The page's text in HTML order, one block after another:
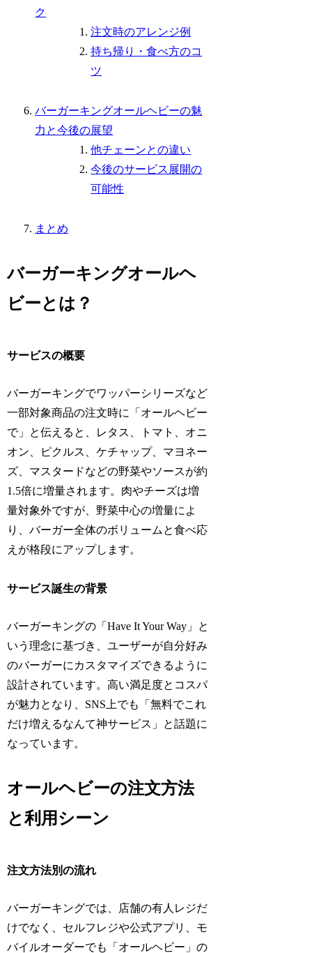
ク
注文時のアレンジ例
持ち帰り・食べ方のコ
ツ
バーガーキングオールヘビーの魅
力と今後の展望
他チェーンとの違い
今後のサービス展開の
可能性
まとめ
バーガーキングオールヘ
ビーとは？
サービスの概要
バーガーキングでワッパーシリーズなど
一部対象商品の注文時に「オールヘビー
で」と伝えると、レタス、トマト、オニ
オン、ピクルス、ケチャップ、マヨネー
ズ、マスタードなどの野菜やソースが約
1.5倍に増量されます。肉やチーズは増
量対象外ですが、野菜中心の増量によ
り、バーガー全体のボリュームと食べ応
えが格段にアップします。
サービス誕生の背景
バーガーキングの「Have It Your Way」と
いう理念に基づき、ユーザーが自分好み
のバーガーにカスタマイズできるように
設計されています。高い満足度とコスパ
が魅力となり、SNS上でも「無料でこれ
だけ増えるなんて神サービス」と話題に
なっています。
オールヘビーの注文方法
と利用シーン
注文方法別の流れ
バーガーキングでは、店舗の有人レジだ
けでなく、セルフレジや公式アプリ、モ
バイルオーダーでも「オールヘビー」の